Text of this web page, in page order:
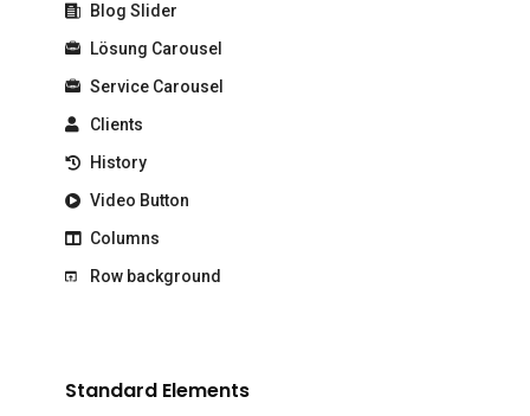
Blog Slider
Lösung Carousel
Service Carousel
Clients
History
Video Button
Columns
Row background
Standard Elements